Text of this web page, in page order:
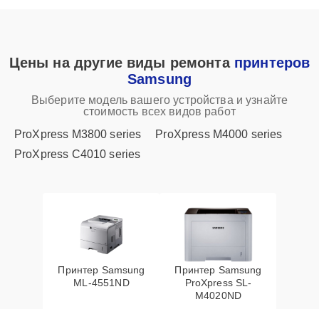
Цены на другие виды ремонта принтеров
Samsung
Выберите модель вашего устройства и узнайте
стоимость всех видов работ
ProXpress M3800 series
ProXpress M4000 series
ProXpress C4010 series
Принтер Samsung
ML-4551ND
Принтер Samsung
ProXpress SL-
M4020ND